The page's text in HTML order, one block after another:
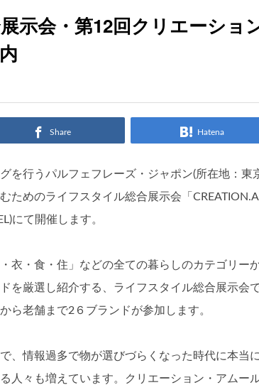
示会・第12回クリエーショ
Share Hatena
を行うパルフェフレーズ・ジャポン(所在地：東
ためのライフスタイル総合展示会「
にて開催します。
衣・食・住」などの全ての暮らしのカテゴリー
を厳選し紹介する、ライフスタイル総合展示会
ら老舗まで2６ブランドが参加します。
、情報過多で物が選びづらくなった時代に本当
人々も増えています。クリエーション・アムー